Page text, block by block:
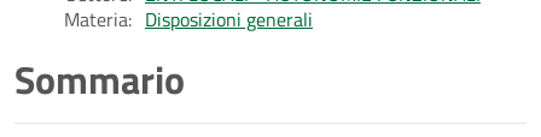
Materia: Disposizioni generali
Sommario